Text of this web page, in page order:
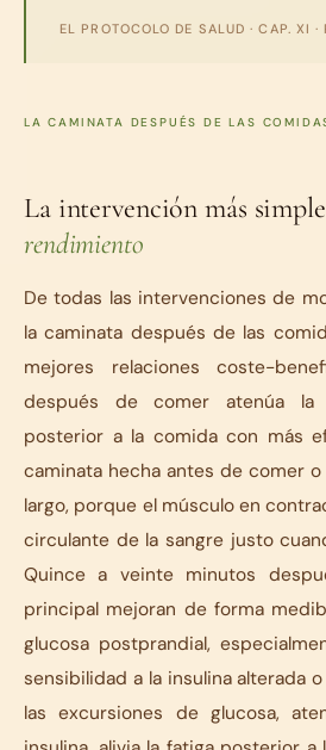
EL PROTOCOLO DE SALUD · CAP. XI ·
LA CAMINATA DESPUÉS DE LAS
La intervención más
rendimiento
De todas las intervenciones de
la caminata después de las
mejores relaciones coste-
después de comer atenúa la
posterior a la comida con más
caminata hecha antes de comer
largo, porque el músculo en
circulante de la sangre justo
Quince a veinte minutos
principal mejoran de forma
glucosa postprandial,
sensibilidad a la insulina alterada o
las excursiones de glucosa,